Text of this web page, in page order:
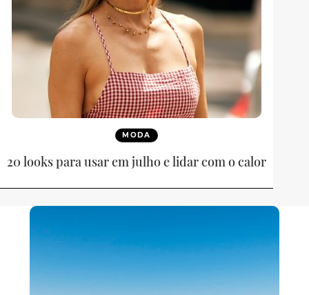
MODA
20 looks para usar em julho e lidar com o calor